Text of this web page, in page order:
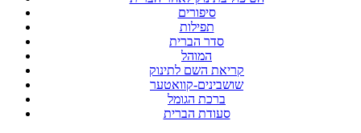
סיפורים
תפילות
סדר הברית
המוהל
קריאת השם לתינוק
שושבינים-קוואטער
ברכת הגומל
סעודת הברית